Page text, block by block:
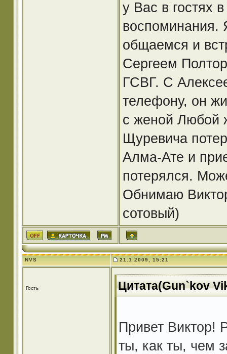
у Вас в гостях
воспоминания.
общаемся и
Сергеем
ГСВГ. С
телефону, он
с женой Любой
Щуревича
Алма-Ате и
потерялся.
Обнимаю
сотовый)
NVS 21.1.2009, 15:21
Гость Цитата(Gun`kov
Привет Виктор!
ты, как ты, чем